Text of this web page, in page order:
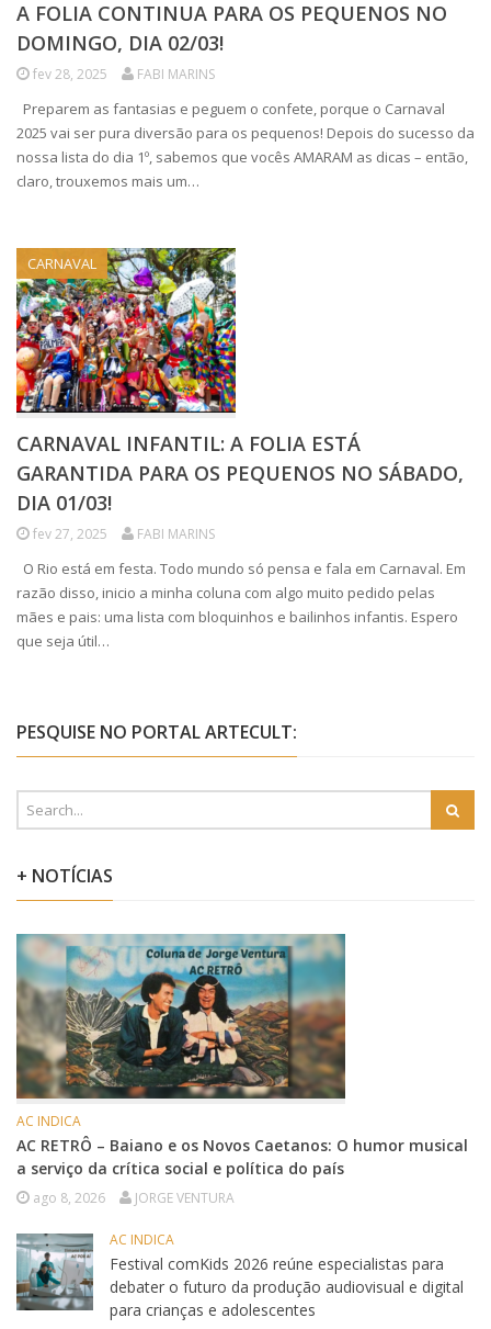
A FOLIA CONTINUA PARA OS PEQUENOS NO
DOMINGO, DIA 02/03!
fev 28, 2025 FABI MARINS
Preparem as fantasias e peguem o confete, porque o Carnaval
2025 vai ser pura diversão para os pequenos! Depois do sucesso da
nossa lista do dia 1º, sabemos que vocês AMARAM as dicas – então,
claro, trouxemos mais um…
CARNAVAL
CARNAVAL INFANTIL: A FOLIA ESTÁ
GARANTIDA PARA OS PEQUENOS NO SÁBADO,
DIA 01/03!
fev 27, 2025 FABI MARINS
O Rio está em festa. Todo mundo só pensa e fala em Carnaval. Em
razão disso, inicio a minha coluna com algo muito pedido pelas
mães e pais: uma lista com bloquinhos e bailinhos infantis. Espero
que seja útil…
PESQUISE NO PORTAL ARTECULT:
+ NOTÍCIAS
AC INDICA
AC RETRÔ – Baiano e os Novos Caetanos: O humor musical
a serviço da crítica social e política do país
ago 8, 2026 JORGE VENTURA
AC INDICA
Festival comKids 2026 reúne especialistas para
debater o futuro da produção audiovisual e digital
para crianças e adolescentes